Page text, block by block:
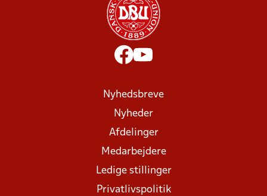
Nyhedsbreve
Nyheder
Afdelinger
Medarbejdere
Ledige stillinger
Privatlivspolitik